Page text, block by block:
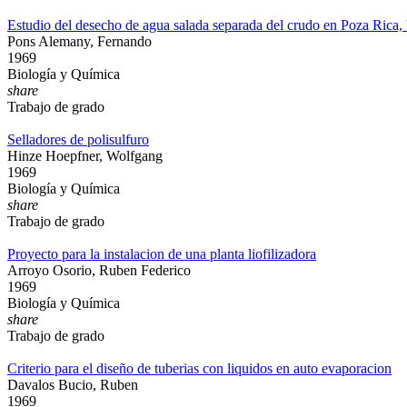
Estudio del desecho de agua salada separada del crudo en Poza Rica,
Pons Alemany, Fernando
1969
Biología y Química
share
Trabajo de grado
Selladores de polisulfuro
Hinze Hoepfner, Wolfgang
1969
Biología y Química
share
Trabajo de grado
Proyecto para la instalacion de una planta liofilizadora
Arroyo Osorio, Ruben Federico
1969
Biología y Química
share
Trabajo de grado
Criterio para el diseño de tuberias con liquidos en auto evaporacion
Davalos Bucio, Ruben
1969